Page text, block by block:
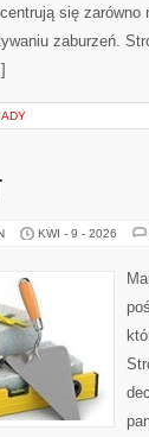
się
zaburzeń.
KWI - 9 - 2026